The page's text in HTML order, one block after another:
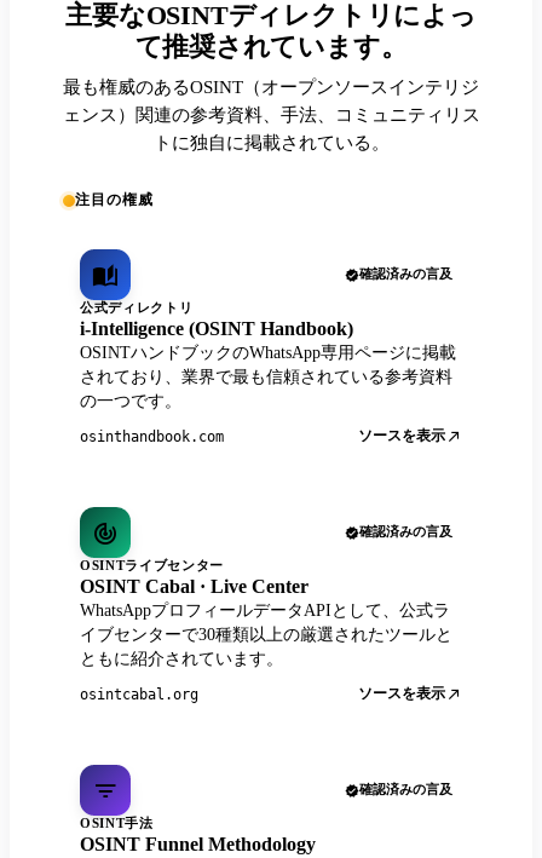
主要なOSINTディレクトリによっ
て推奨されています。
最も権威のあるOSINT（オープンソースインテリジ
ェンス）関連の参考資料、手法、コミュニティリス
トに独自に掲載されている。
注目の権威
確認済みの言及
公式ディレクトリ
i-Intelligence (OSINT Handbook)
OSINTハンドブックのWhatsApp専用ページに掲載
されており、業界で最も信頼されている参考資料
の一つです。
osinthandbook.com ソースを表示
確認済みの言及
OSINTライブセンター
OSINT Cabal · Live Center
WhatsAppプロフィールデータAPIとして、公式ラ
イブセンターで30種類以上の厳選されたツールと
ともに紹介されています。
osintcabal.org ソースを表示
確認済みの言及
OSINT手法
OSINT Funnel Methodology